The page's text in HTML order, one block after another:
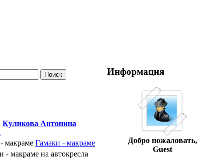
Куликова Антонина
Гамаки - макраме
Информация
Добро пожаловать,
Guest